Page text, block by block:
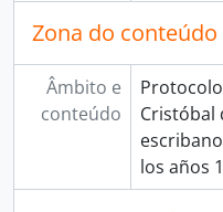
Zona do
Âmbito e
conteúdo
Cristóbal
los años